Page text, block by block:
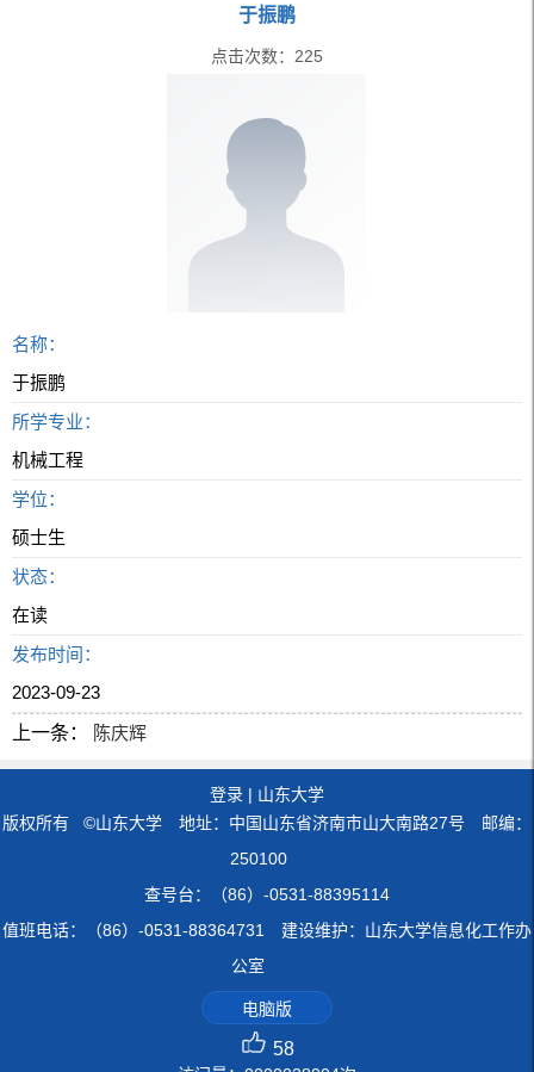
于振鹏
点击次数： 225
名称：
于振鹏
所学专业：
机械工程
学位：
硕士生
状态：
在读
发布时间：
2023-09-23
上一条：
陈庆辉
登录 | 山东大学
版权所有 ©山东大学 地址：中国山东省济南市山大南路27号 邮编：
250100
查号台：（86）-0531-88395114
值班电话：（86）-0531-88364731 建设维护：山东大学信息化工作办
公室
电脑版
58